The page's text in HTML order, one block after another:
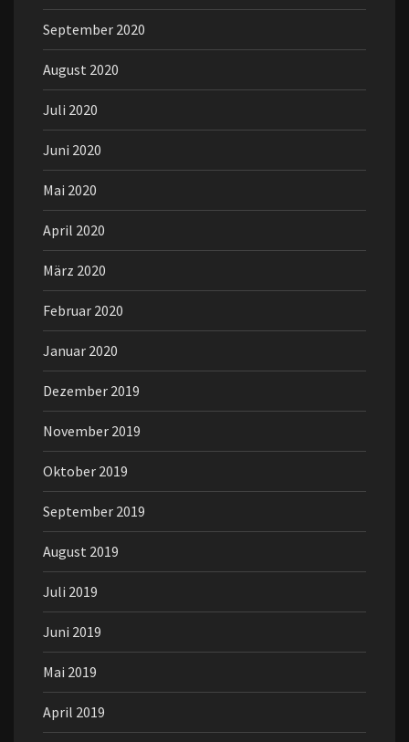
September 2020
August 2020
Juli 2020
Juni 2020
Mai 2020
April 2020
März 2020
Februar 2020
Januar 2020
Dezember 2019
November 2019
Oktober 2019
September 2019
August 2019
Juli 2019
Juni 2019
Mai 2019
April 2019